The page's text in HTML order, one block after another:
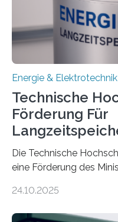
Energie & Elektrotechnik
Technische
Förderung Für
Die Technische
eine Förderung des
Forschungsprojekt
24.10.2025